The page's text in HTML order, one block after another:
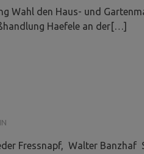
Wahl den Haus- und
Haefele an der[…]
Fressnapf, Walter Banzhaf